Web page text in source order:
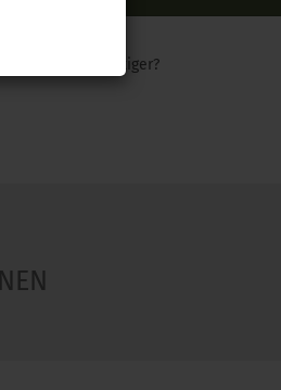
Woanders günstiger?